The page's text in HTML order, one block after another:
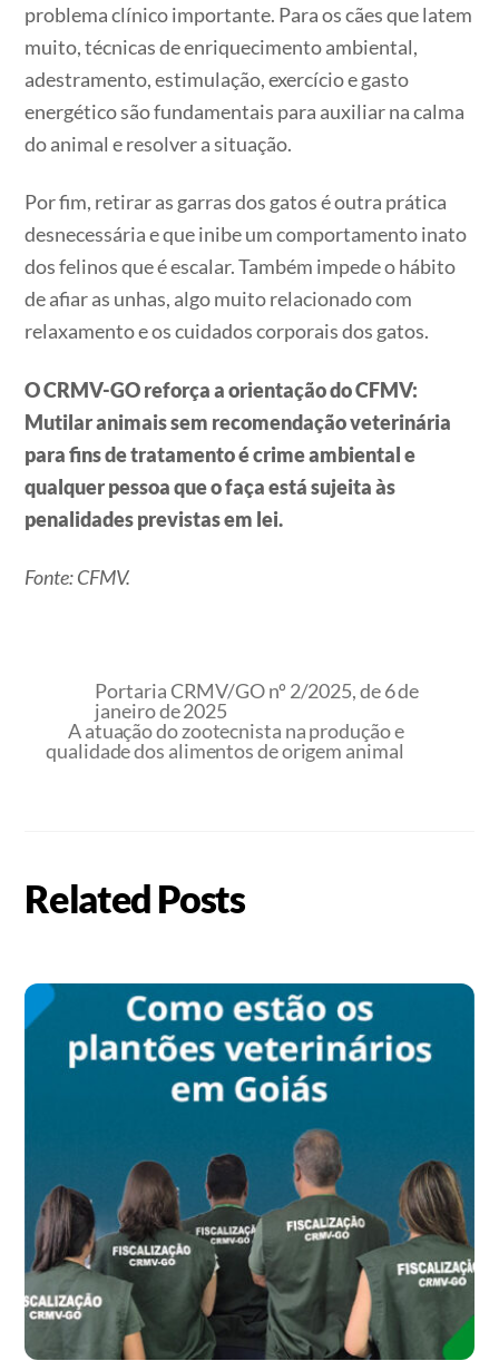
problema clínico importante. Para os cães que latem
muito, técnicas de enriquecimento ambiental,
adestramento, estimulação, exercício e gasto
energético são fundamentais para auxiliar na calma
do animal e resolver a situação.
Por fim, retirar as garras dos gatos é outra prática
desnecessária e que inibe um comportamento inato
dos felinos que é escalar. Também impede o hábito
de afiar as unhas, algo muito relacionado com
relaxamento e os cuidados corporais dos gatos.
O CRMV-GO reforça a orientação do CFMV:
Mutilar animais sem recomendação veterinária
para fins de tratamento é crime ambiental e
qualquer pessoa que o faça está sujeita às
penalidades previstas em lei.
Fonte: CFMV.
Portaria CRMV/GO nº 2/2025, de 6 de
janeiro de 2025
A atuação do zootecnista na produção e
qualidade dos alimentos de origem animal
Related Posts